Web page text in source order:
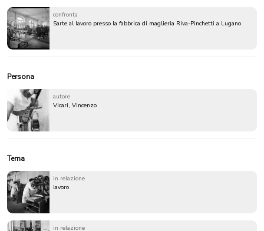
confronta
Sarte al lavoro presso la fabbrica di maglieria Riva-Pinchetti a Lugano
Persona
autore
Vicari, Vincenzo
Tema
in relazione
lavoro
in relazione